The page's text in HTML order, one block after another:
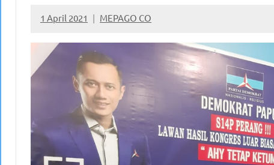
1 April 2021 MEPAGO CO
No
comments